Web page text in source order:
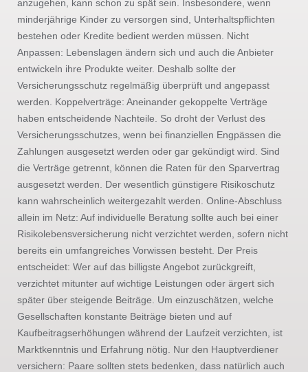
anzugehen, kann schon zu spät sein. Insbesondere, wenn
minderjährige Kinder zu versorgen sind, Unterhaltspflichten
bestehen oder Kredite bedient werden müssen. Nicht
Anpassen: Lebenslagen ändern sich und auch die Anbieter
entwickeln ihre Produkte weiter. Deshalb sollte der
Versicherungsschutz regelmäßig überprüft und angepasst
werden. Koppelverträge: Aneinander gekoppelte Verträge
haben entscheidende Nachteile. So droht der Verlust des
Versicherungsschutzes, wenn bei finanziellen Engpässen die
Zahlungen ausgesetzt werden oder gar gekündigt wird. Sind
die Verträge getrennt, können die Raten für den Sparvertrag
ausgesetzt werden. Der wesentlich günstigere Risikoschutz
kann wahrscheinlich weitergezahlt werden. Online-Abschluss
allein im Netz: Auf individuelle Beratung sollte auch bei einer
Risikolebensversicherung nicht verzichtet werden, sofern nicht
bereits ein umfangreiches Vorwissen besteht. Der Preis
entscheidet: Wer auf das billigste Angebot zurückgreift,
verzichtet mitunter auf wichtige Leistungen oder ärgert sich
später über steigende Beiträge. Um einzuschätzen, welche
Gesellschaften konstante Beiträge bieten und auf
Kaufbeitragserhöhungen während der Laufzeit verzichten, ist
Marktkenntnis und Erfahrung nötig. Nur den Hauptverdiener
versichern: Paare sollten stets bedenken, dass natürlich auch